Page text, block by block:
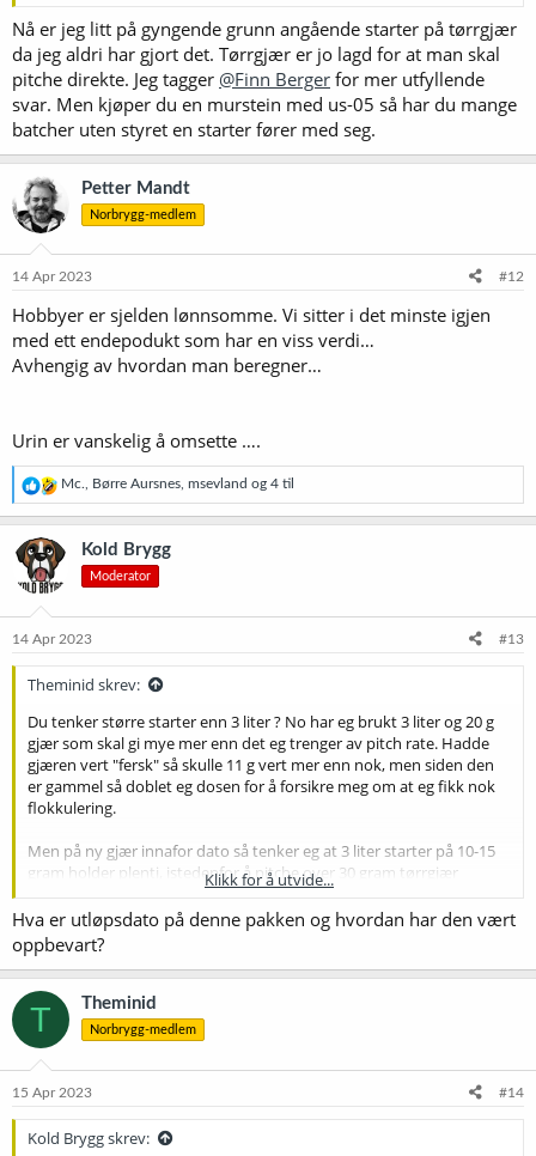
Nå er jeg litt på gyngende grunn angående starter på tørrgjær
da jeg aldri har gjort det. Tørrgjær er jo lagd for at man skal
pitche direkte. Jeg tagger @Finn Berger for mer utfyllende
svar. Men kjøper du en murstein med us-05 så har du mange
batcher uten styret en starter fører med seg.
Petter Mandt
Norbrygg-medlem
14 Apr 2023 #12
Hobbyer er sjelden lønnsomme. Vi sitter i det minste igjen
med ett endepodukt som har en viss verdi…
Avhengig av hvordan man beregner…
Urin er vanskelig å omsette ….
R
e
a
s
n
e
Mc. Børre Aursnes msevland og 4 til
Kold Brygg
Moderator
14 Apr 2023 #13
Theminid skrev:
Du tenker større starter enn 3 liter ? No har eg brukt 3 liter og 20 g
gjær som skal gi mye mer enn det eg trenger av pitch rate. Hadde
gjæren vert "fersk" så skulle 11 g vert mer enn nok, men siden den
er gammel så doblet eg dosen for å forsikre meg om at eg fikk nok
flokkulering.
Men på ny gjær innafor dato så tenker eg at 3 liter starter på 10-15
gram holder plenti, istedenfor å pitche over 30 gram tørrgjær
Klikk for å utvide...
Hva er utløpsdato på denne pakken og hvordan har den vært
oppbevart?
T Theminid
Norbrygg-medlem
15 Apr 2023 #14
Kold Brygg skrev: